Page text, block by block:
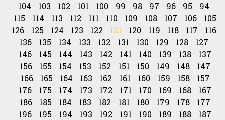
94
95
96
97
98
99
100
101
102
103
104
105
106
107
108
109
110
111
112
113
114
115
116
117
118
119
120
121
122
123
124
125
126
127
128
129
130
131
132
133
134
135
136
137
138
139
140
141
142
143
144
145
146
147
148
149
150
151
152
153
154
155
156
157
158
159
160
161
162
163
164
165
166
167
168
169
170
171
172
173
174
175
176
177
178
179
180
181
182
183
184
185
186
187
188
189
190
191
192
193
194
195
196